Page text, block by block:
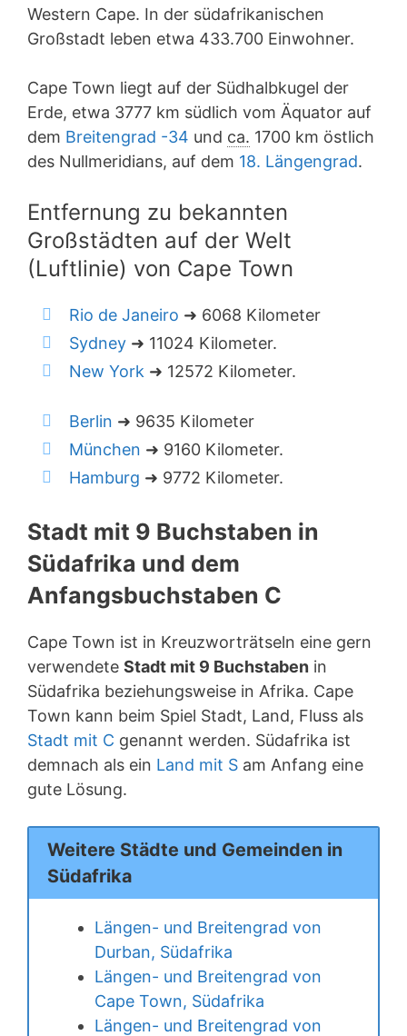
Western Cape. In der südafrikanischen
Großstadt leben etwa 433.700 Einwohner.
Cape Town liegt auf der Südhalbkugel der
Erde, etwa 3777 km südlich vom Äquator auf
dem Breitengrad -34 und ca. 1700 km östlich
des Nullmeridians, auf dem 18. Längengrad.
Entfernung zu bekannten
Großstädten auf der Welt
(Luftlinie) von Cape Town
Rio de Janeiro ➜ 6068 Kilometer
Sydney ➜ 11024 Kilometer.
New York ➜ 12572 Kilometer.
Berlin ➜ 9635 Kilometer
München ➜ 9160 Kilometer.
Hamburg ➜ 9772 Kilometer.
Stadt mit 9 Buchstaben in
Südafrika und dem
Anfangsbuchstaben C
Cape Town ist in Kreuzworträtseln eine gern
verwendete Stadt mit 9 Buchstaben in
Südafrika beziehungsweise in Afrika. Cape
Town kann beim Spiel Stadt, Land, Fluss als
Stadt mit C genannt werden. Südafrika ist
demnach als ein Land mit S am Anfang eine
gute Lösung.
Weitere Städte und Gemeinden in
Südafrika
Längen- und Breitengrad von
Durban, Südafrika
Längen- und Breitengrad von
Cape Town, Südafrika
Längen- und Breitengrad von